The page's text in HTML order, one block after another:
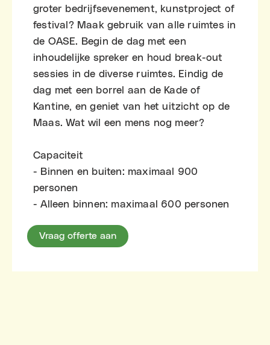
groter bedrijfsevenement, kunstproject of
festival? Maak gebruik van alle ruimtes in
de OASE. Begin de dag met een
inhoudelijke spreker en houd break-out
sessies in de diverse ruimtes. Eindig de
dag met een borrel aan de Kade of
Kantine, en geniet van het uitzicht op de
Maas. Wat wil een mens nog meer?
Capaciteit
- Binnen en buiten: maximaal 900
personen
- Alleen binnen: maximaal 600 personen
Vraag offerte aan